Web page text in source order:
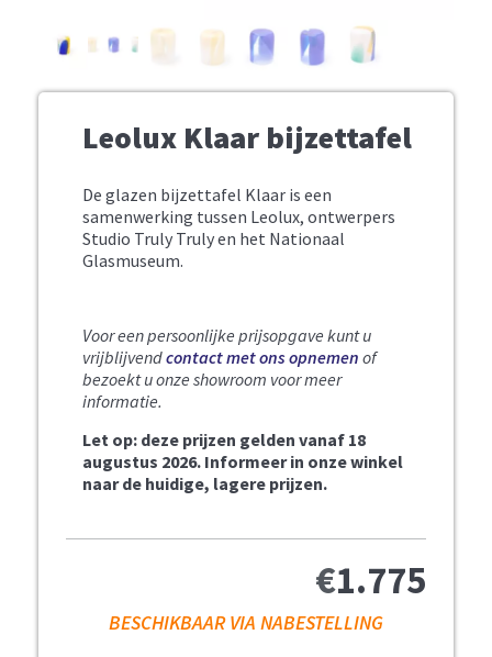
Leolux Klaar bijzettafel
De glazen bijzettafel Klaar is een
samenwerking tussen Leolux, ontwerpers
Studio Truly Truly en het Nationaal
Glasmuseum.
Voor een persoonlijke prijsopgave kunt u
vrijblijvendcontact met ons opnemen of
bezoekt u onze showroom voor meer
informatie.
Let op: deze prijzen gelden vanaf 18
augustus 2026. Informeer in onze winkel
naar de huidige, lagere prijzen.
€1.775
BESCHIKBAAR VIA NABESTELLING